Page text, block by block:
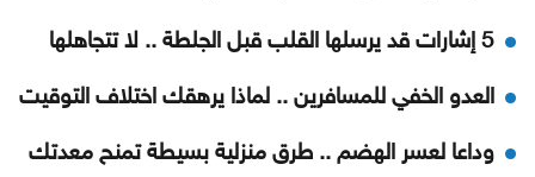
5 إشارات قد يرسلها القلب قبل الجلطة .. لا تتجاهلها
العدو الخفي للمسافرين .. لماذا يرهقك اختلاف التوقيت
وداعا لعسر الهضم .. طرق منزلية بسيطة تمنح معدتك